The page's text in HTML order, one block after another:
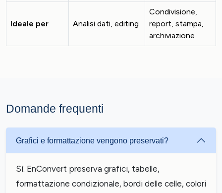
Ideale per Analisi dati, editing
Condivisione,
report, stampa,
archiviazione
Domande frequenti
Grafici e formattazione vengono preservati?
Sì. EnConvert preserva grafici, tabelle,
formattazione condizionale, bordi delle celle, colori